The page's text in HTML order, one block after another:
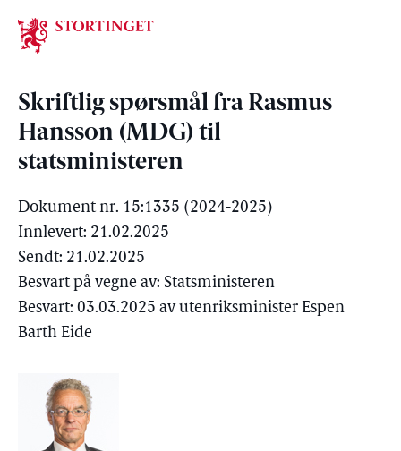
Stortinget.no
Skriftlig spørsmål fra Rasmus
Hansson (MDG) til
statsministeren
Dokument nr. 15:1335 (2024-2025)
Innlevert: 21.02.2025
Sendt: 21.02.2025
Besvart på vegne av: Statsministeren
Besvart: 03.03.2025 av utenriksminister Espen
Barth Eide